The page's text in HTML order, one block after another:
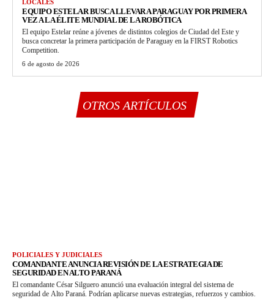
LOCALES
EQUIPO ESTELAR BUSCA LLEVAR A PARAGUAY POR PRIMERA
VEZ A LA ÉLITE MUNDIAL DE LA ROBÓTICA
El equipo Estelar reúne a jóvenes de distintos colegios de Ciudad del Este y
busca concretar la primera participación de Paraguay en la FIRST Robotics
Competition.
6 de agosto de 2026
OTROS ARTÍCULOS
POLICIALES Y JUDICIALES
COMANDANTE ANUNCIA REVISIÓN DE LA ESTRATEGIA DE
SEGURIDAD EN ALTO PARANÁ
El comandante César Silguero anunció una evaluación integral del sistema de
seguridad de Alto Paraná. Podrían aplicarse nuevas estrategias, refuerzos y cambios.